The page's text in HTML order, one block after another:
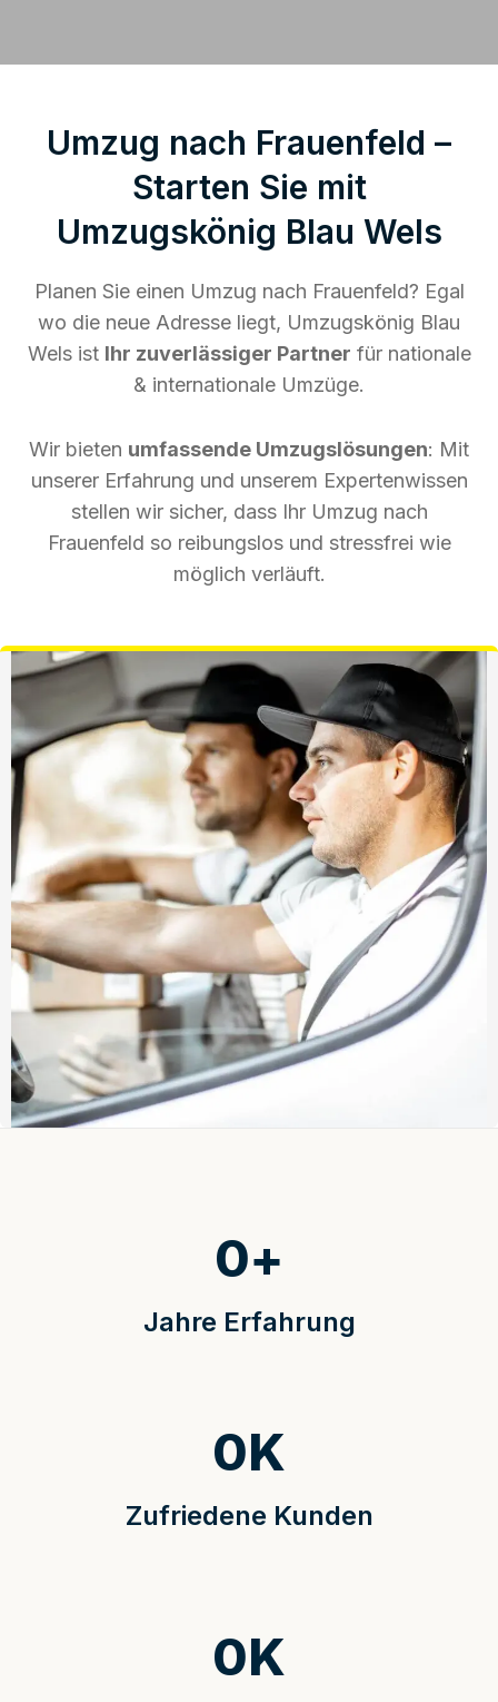
Umzug nach Frauenfeld –
Starten Sie mit
Umzugskönig Blau Wels
Planen Sie einen Umzug nach Frauenfeld? Egal
wo die neue Adresse liegt, Umzugskönig Blau
Wels ist Ihr zuverlässiger Partner für nationale
& internationale Umzüge.
Wir bieten umfassende Umzugslösungen: Mit
unserer Erfahrung und unserem Expertenwissen
stellen wir sicher, dass Ihr Umzug nach
Frauenfeld so reibungslos und stressfrei wie
möglich verläuft.
Jahre Erfahrung
0+
Zufriedene Kunden
0K
0K